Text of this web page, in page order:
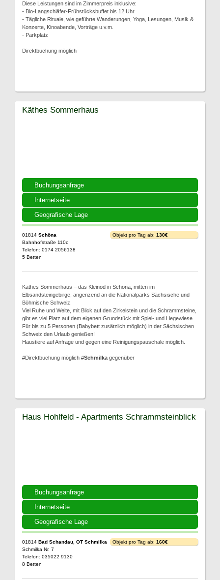
Diese Leistungen sind im Zimmerpreis inklusive:
- Bio-Langschläfer-Frühstücksbuffet bis 12 Uhr
- Tägliche Rituale, wie geführte Wanderungen, Yoga, Lesungen, Musik &
Konzerte, Kinoabende, Vorträge u.v.m.
- Parkplatz
Direktbuchung möglich
Buchungsanfrage
Internetseite
Geografische Lage
Käthes Sommerhaus
01814 Schöna
Bahnhofstraße 110c
Telefon: 0174 2056138
5 Betten
Objekt pro Tag ab: 130€
Käthes Sommerhaus – das Kleinod in Schöna, mitten im
Elbsandsteingebirge, angenzend an die Nationalparks Sächsische und
Böhmische Schweiz.
Viel Ruhe und Weite, mit Blick auf den Zirkelstein und die Schrammsteine,
gibt es viel Platz auf dem eigenen Grundstück mit Spiel- und Liegewiese.
Für bis zu 5 Personen (Babybett zusätzlich möglich) in der Sächsischen
Schweiz den Urlaub genießen!
Haustiere auf Anfrage und gegen eine Reinigungspauschale möglich.
#Direktbuchung möglich #Schmilka gegenüber
Buchungsanfrage
Internetseite
Geografische Lage
Haus Hohlfeld - Apartments Schrammsteinblick
01814 Bad Schandau, OT Schmilka
Schmilka Nr. 7
Telefon: 035022 9130
8 Betten
Objekt pro Tag ab: 160€